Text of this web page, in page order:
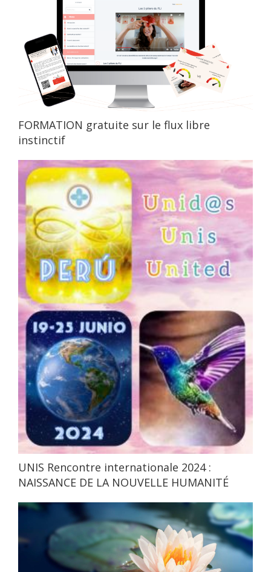
FORMATION gratuite sur le flux libre
instinctif
UNIS Rencontre internationale 2024 :
NAISSANCE DE LA NOUVELLE HUMANITÉ